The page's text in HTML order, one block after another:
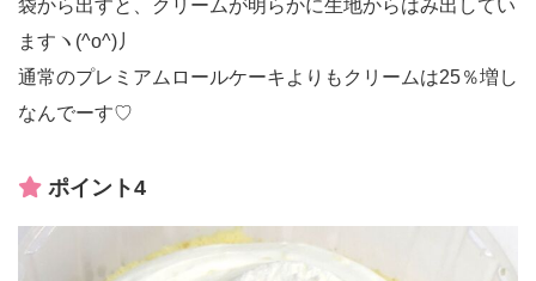
袋から出すと、クリームが明らかに生地からはみ出してい
ますヽ(^o^)丿
通常のプレミアムロールケーキよりもクリームは25％増し
なんでーす♡
ポイント4